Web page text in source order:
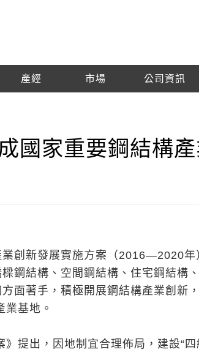
產經 市場 公司資訊
國家重要鋼結構
創新發展實施方案（2016―2020年
鋼結構、空間鋼結構、住宅鋼結構
面著手，積極開展鋼結構產業創新
基地。
提出，因地制宜合理佈局，建設“四